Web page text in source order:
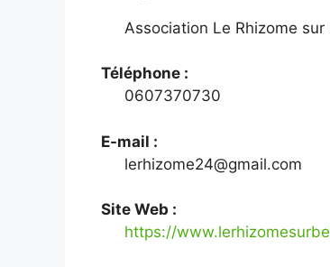
Association Le Rhizome sur
Téléphone :
0607370730
E-mail :
lerhizome24@gmail.com
Site Web :
https://